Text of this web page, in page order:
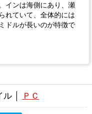
インは海側にあり、瀬
れていて、全体的には
ドルが長いのが特徴で
ル │ ＰＣ